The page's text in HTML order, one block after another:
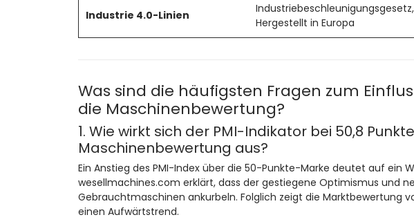
Industrie 4.0-Linien
Industriebeschleunigungsgesetz,
Hergestellt in Europa
Was sind die häufigsten Fragen zum
die Maschinenbewertung?
1. Wie wirkt sich der PMI-Indikator bei 50,8
Maschinenbewertung aus?
Ein Anstieg des PMI-Index über die 50-Punkte-Marke deutet auf ein
wesellmachines.com erklärt, dass der gestiegene Optimismus und
Gebrauchtmaschinen ankurbeln. Folglich zeigt die Marktbewertung
einen Aufwärtstrend.